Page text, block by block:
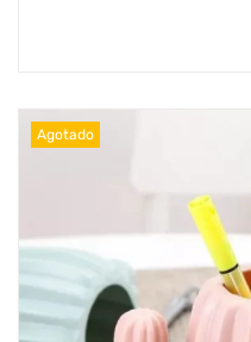
Agotado